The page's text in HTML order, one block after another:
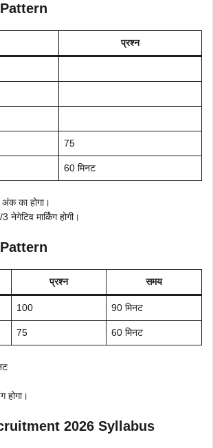
प्रश्न
75
60 मिनट
का होगा।
नेगेटिव मार्किंग होगी।
प्रश्न समय
100 90 मिनट
75 60 मिनट
होगा।
2026 Syllabus